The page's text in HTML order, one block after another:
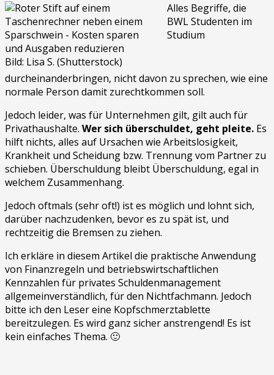
Bild: Lisa S. (Shutterstock)
Alles Begriffe, die
BWL Studenten im
Studium
durcheinanderbringen, nicht davon zu sprechen, wie eine
normale Person damit zurechtkommen soll.
Jedoch leider, was für Unternehmen gilt, gilt auch für
Privathaushalte. Wer sich überschuldet, geht pleite. Es
hilft nichts, alles auf Ursachen wie Arbeitslosigkeit,
Krankheit und Scheidung bzw. Trennung vom Partner zu
schieben. Überschuldung bleibt Überschuldung, egal in
welchem Zusammenhang.
Jedoch oftmals (sehr oft!) ist es möglich und lohnt sich,
darüber nachzudenken, bevor es zu spät ist, und
rechtzeitig die Bremsen zu ziehen.
Ich erkläre in diesem Artikel die praktische Anwendung
von Finanzregeln und betriebswirtschaftlichen
Kennzahlen für privates Schuldenmanagement
allgemeinverständlich, für den Nichtfachmann. Jedoch
bitte ich den Leser eine Kopfschmerztablette
bereitzulegen. Es wird ganz sicher anstrengend! Es ist
kein einfaches Thema. 🙂